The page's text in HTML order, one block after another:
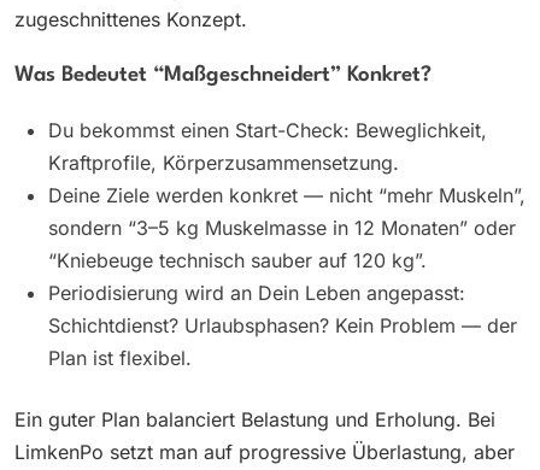
zugeschnittenes Konzept.
Was Bedeutet “maßgeschneidert” Konkret?
Du bekommst einen Start-Check: Beweglichkeit,
Kraftprofile, Körperzusammensetzung.
Deine Ziele werden konkret — nicht “mehr Muskeln”,
sondern “3–5 kg Muskelmasse in 12 Monaten” oder
“Kniebeuge technisch sauber auf 120 kg”.
Periodisierung wird an Dein Leben angepasst:
Schichtdienst? Urlaubsphasen? Kein Problem — der
Plan ist flexibel.
Ein guter Plan balanciert Belastung und Erholung. Bei
LimkenPo setzt man auf progressive Überlastung, aber